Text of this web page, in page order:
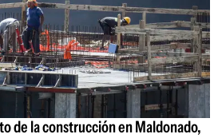
de la construcción en Maldonado,